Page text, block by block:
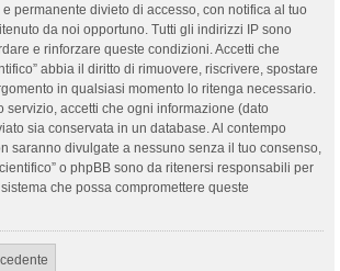
permanente divieto di accesso, con notifica al tuo
da noi opportuno. Tutti gli indirizzi IP sono
e rinforzare queste condizioni. Accetti che
abbia il diritto di rimuovere, riscrivere, spostare
in qualsiasi momento lo ritenga necessario.
servizio, accetti che ogni informazione (dato
sia conservata in un database. Al contempo
saranno divulgate a nessuno senza il tuo consenso,
o phpBB sono da ritenersi responsabili per
che possa compromettere queste